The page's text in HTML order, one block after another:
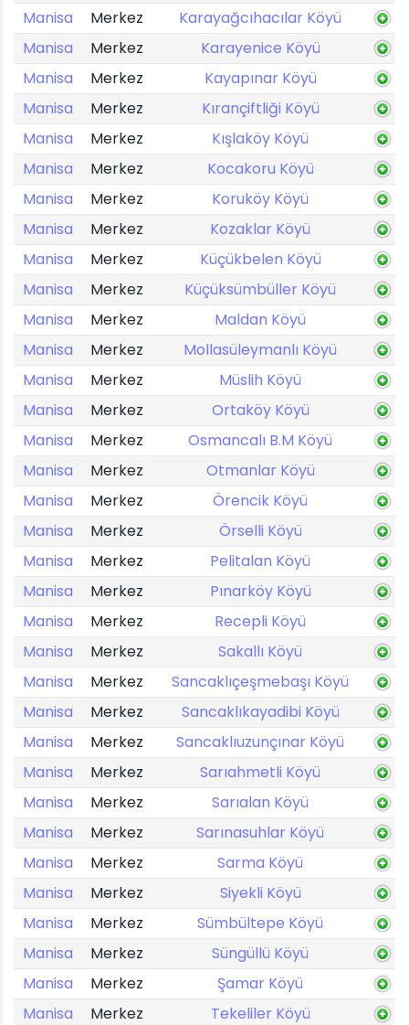
Manisa
Merkez
Karayağcıhacılar Köyü
Manisa
Merkez
Karayenice Köyü
Manisa
Merkez
Kayapınar Köyü
Manisa
Merkez
Kırançiftliği Köyü
Manisa
Merkez
Kışlaköy Köyü
Manisa
Merkez
Kocakoru Köyü
Manisa
Merkez
Koruköy Köyü
Manisa
Merkez
Kozaklar Köyü
Manisa
Merkez
Küçükbelen Köyü
Manisa
Merkez
Küçüksümbüller Köyü
Manisa
Merkez
Maldan Köyü
Manisa
Merkez
Mollasüleymanlı Köyü
Manisa
Merkez
Müslih Köyü
Manisa
Merkez
Ortaköy Köyü
Manisa
Merkez
Osmancalı B.M Köyü
Manisa
Merkez
Otmanlar Köyü
Manisa
Merkez
Örencik Köyü
Manisa
Merkez
Örselli Köyü
Manisa
Merkez
Pelitalan Köyü
Manisa
Merkez
Pınarköy Köyü
Manisa
Merkez
Recepli Köyü
Manisa
Merkez
Sakallı Köyü
Manisa
Merkez
Sancaklıçeşmebaşı Köyü
Manisa
Merkez
Sancaklıkayadibi Köyü
Manisa
Merkez
Sancaklıuzunçınar Köyü
Manisa
Merkez
Sarıahmetli Köyü
Manisa
Merkez
Sarıalan Köyü
Manisa
Merkez
Sarınasuhlar Köyü
Manisa
Merkez
Sarma Köyü
Manisa
Merkez
Siyekli Köyü
Manisa
Merkez
Sümbültepe Köyü
Manisa
Merkez
Süngüllü Köyü
Manisa
Merkez
Şamar Köyü
Manisa
Merkez
Tekeliler Köyü